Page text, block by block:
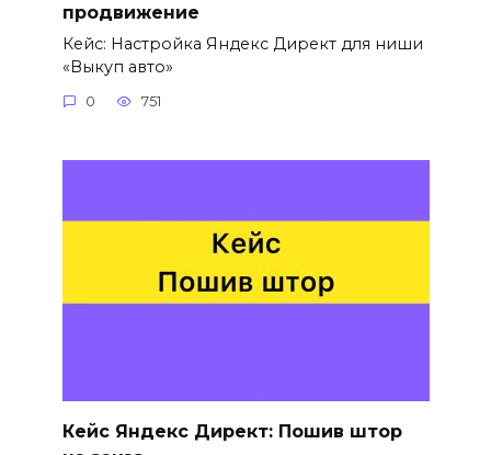
продвижение
Кейс: Настройка Яндекс Директ для ниши
«Выкуп авто»
0 751
Кейс Яндекс Директ: Пошив штор